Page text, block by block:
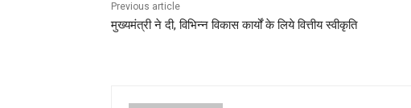
Previous article
मुख्यमंत्री ने दी, विभिन्न विकास कार्यों के लिये वित्तीय स्वीकृति